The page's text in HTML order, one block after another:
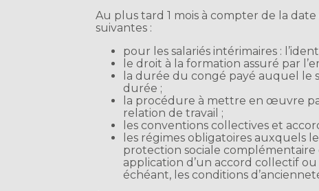
Au plus tard 1 mois à compter de la
suivantes :
pour les salariés intérimaires :
le droit à la formation assuré par
la durée du congé payé auquel le
durée ;
la procédure à mettre en œuvre
relation de travail ;
les conventions collectives et
les régimes obligatoires auxquels
protection sociale
application d’un accord collectif
échéant, les conditions